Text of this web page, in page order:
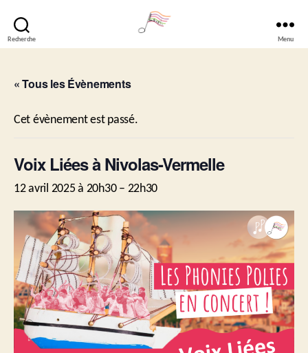
Recherche
Lavéli
Menu
« Tous les Évènements
Cet évènement est passé.
Voix Liées à Nivolas-Vermelle
12 avril 2025 à 20h30– 22h30